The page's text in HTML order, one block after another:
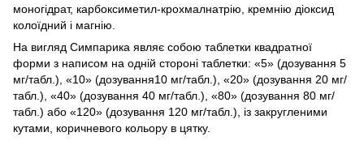
моногідрат, карбоксиметил-крохмалнатрію, кремнію діоксид
колоїдний і магнію.
На вигляд Симпарика являє собою таблетки квадратної
форми з написом на одній стороні таблетки: «5» (дозування 5
мг/табл.), «10» (дозування10 мг/табл.), «20» (дозування 20 мг/
табл.), «40» (дозування 40 мг/табл.), «80» (дозування 80 мг/
табл.) або «120» (дозування 120 мг/табл.), із закругленими
кутами, коричневого кольору в цятку.